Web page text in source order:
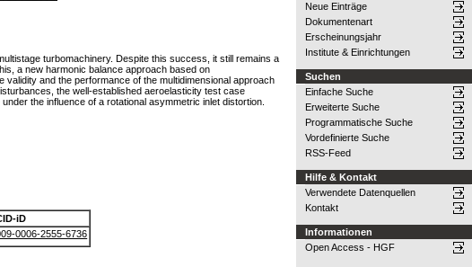
turbomachinery. Despite this success, it still remains a
a new harmonic balance approach based on
and the performance of the multidimensional approach
the well-established aeroelasticity test case
the influence of a rotational asymmetric inlet distortion.
iD
0006-2555-6736
Neue Einträge
Dokumentenart
Erscheinungsjahr
Institute & Einrichtungen
Suchen
Einfache Suche
Erweiterte Suche
Programmatische Suche
Vordefinierte Suche
RSS-Feed
Hilfe & Kontakt
Verwendete Datenquellen
Kontakt
Informationen
Open Access - HGF